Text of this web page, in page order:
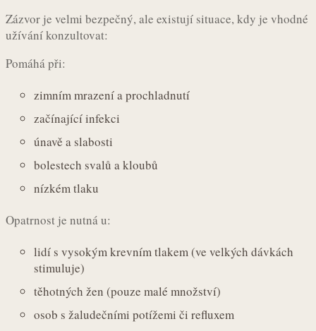
Zázvor je velmi bezpečný, ale existují situace, kdy je vhodné
užívání konzultovat:
Pomáhá při:
zimním mrazení a prochladnutí
začínající infekci
únavě a slabosti
bolestech svalů a kloubů
nízkém tlaku
Opatrnost je nutná u:
lidí s vysokým krevním tlakem (ve velkých dávkách
stimuluje)
těhotných žen (pouze malé množství)
osob s žaludečními potížemi či refluxem